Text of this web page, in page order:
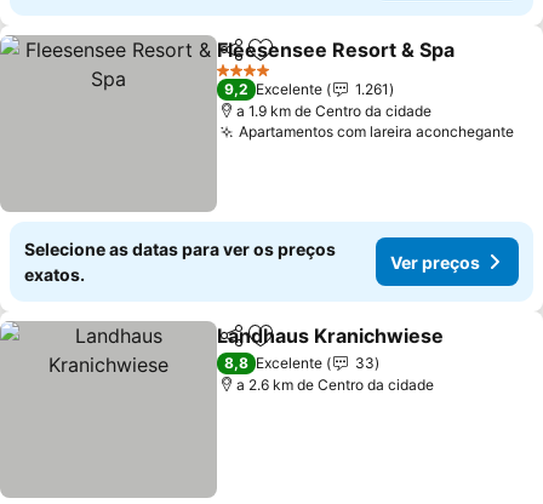
PartilharAdicionar aos favoritos
Fleesensee Resort & Spa
4 Estrelas
9,2 Excelente
1.261
a 1.9 km de Centro da cidade
Apartamentos com lareira aconchegante
Selecione as datas para ver os preços
exatos.
Ver preços
PartilharAdicionar aos favoritos
Landhaus Kranichwiese
8,8 Excelente
33
a 2.6 km de Centro da cidade